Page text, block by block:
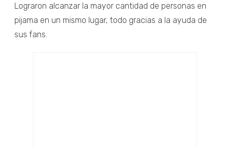
Lograron alcanzar la mayor cantidad de personas en
pijama en un mismo lugar, todo gracias a la ayuda de
sus fans.